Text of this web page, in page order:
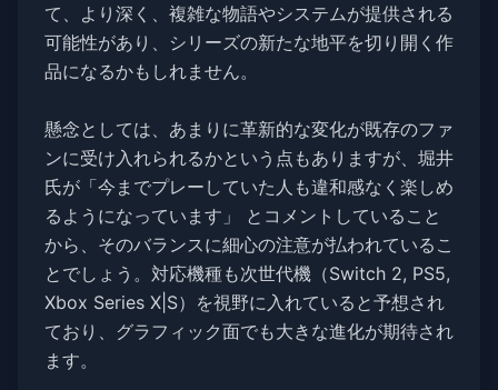
て、より深く、複雑な物語やシステムが提供される
可能性があり、シリーズの新たな地平を切り開く作
品になるかもしれません。
懸念としては、あまりに革新的な変化が既存のファ
ンに受け入れられるかという点もありますが、堀井
氏が「今までプレーしていた人も違和感なく楽しめ
るようになっています」 とコメントしていること
から、そのバランスに細心の注意が払われているこ
とでしょう。対応機種も次世代機（Switch 2, PS5,
Xbox Series X|S）を視野に入れていると予想され
ており、グラフィック面でも大きな進化が期待され
ます。